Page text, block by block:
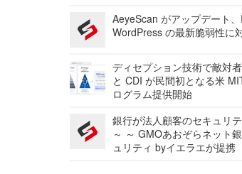
AeyeScan がアップデート
WordPress の最新脆弱性に
ディセプション技術で敵対
と CDI が民間初となる米
ログラム提供開始
銀行が法人顧客のセキュリ
～ ～ GMOあおぞらネット
ュリティ byイエラエが提携